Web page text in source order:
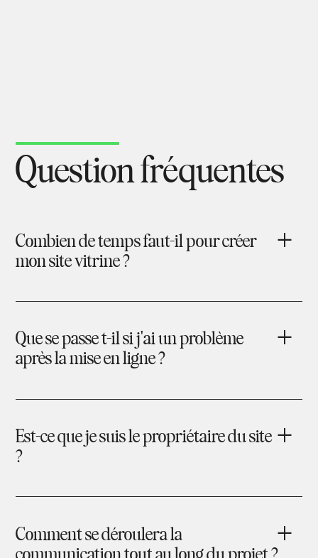
Question fréquentes
Combien de temps faut-il pour créer
mon site vitrine ?
Que se passe t-il si j'ai un problème
après la mise en ligne ?
Est-ce que je suis le propriétaire du site
?
Comment se déroulera la